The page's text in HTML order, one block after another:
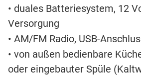
• duales Batteriesystem, 12
Versorgung
• AM/FM Radio, USB-
• von außen bedienbare
oder eingebauter Spüle